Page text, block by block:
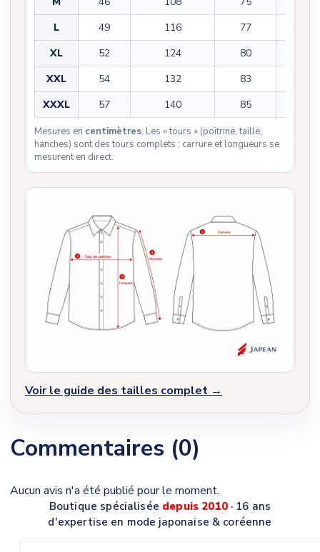
L
49 116 77
XL
52 124 80
XXL
54 132 83
XXXL
57 140 85
Mesures en centimètres. Les « tours » (poitrine, taille,
hanches) sont des tours complets ; carrure et longueurs se
mesurent en direct.
Voir le guide des tailles complet →
Commentaires (0)
Aucun avis n'a été publié pour le moment.
Boutique spécialisée depuis 2010· 16 ans
d'expertise en mode japonaise & coréenne